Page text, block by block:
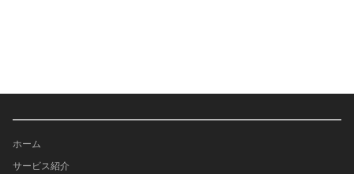
ホーム
サービス紹介